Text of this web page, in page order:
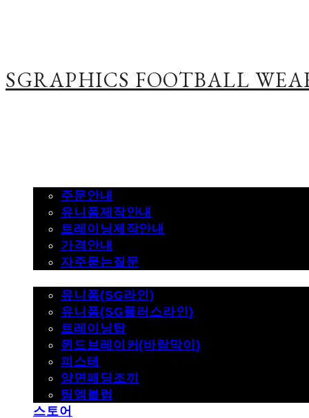
SGRAPHICS FOOTBALL
주문안내
유니폼제작안내
트레이닝제작안내
가격안내
자주묻는질문
유니폼(SG라인)
유니폼(SG플러스라인)
트레이닝탑
윈드브레이커(바람막이)
피스테
양면패딩조끼
팀엠블럼
스토어